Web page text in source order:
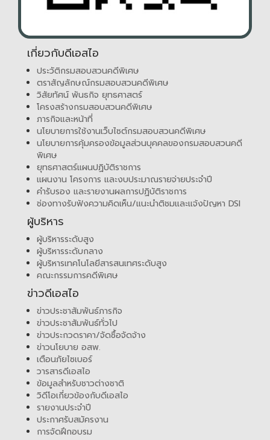
เกี่ยวกับดีเอสไอ
ประวัติกรมสอบสวนคดีพิเศษ
ตราสัญลักษณ์กรมสอบสวนคดีพิเศษ
วิสัยทัศน์ พันธกิจ ยุทธศาสตร์
โครงสร้างกรมสอบสวนคดีพิเศษ
ภารกิจและหน้าที่
นโยบายการใช้งานเว็บไซต์กรมสอบสวนคดีพิเศษ
นโยบายการคุ้มครองข้อมูลส่วนบุคคลของกรมสอบสวนคดี
พิเศษ
ยุทธศาสตร์แผนปฏิบัติราชการ
แผนงาน โครงการ และงบประมาณรายจ่ายประจำปี
คำรับรอง และรายงานผลการปฏิบัติราชการ
ช่องทางรับฟังความคิดเห็น/แนะนำติชมและแจ้งปัญหา DSI
ผู้บริหาร
ผู้บริหารระดับสูง
ผู้บริหารระดับกลาง
ผู้บริหารเทคโนโลยีสารสนเทศระดับสูง
คณะกรรมการคดีพิเศษ
ข่าวดีเอสไอ
ข่าวประชาสัมพันธ์ภารกิจ
ข่าวประชาสัมพันธ์ทั่วไป
ข่าวประกวดราคา/จัดซื้อจัดจ้าง
ข่าวนโยบาย อสพ.
เตือนภัยไซเบอร์
วารสารดีเอสไอ
ข้อมูลสำหรับชาวต่างชาติ
วิดีโอเกี่ยวข้องกับดีเอสไอ
รายงานประจำปี
ประกาศรับสมัครงาน
การจัดฝึกอบรม